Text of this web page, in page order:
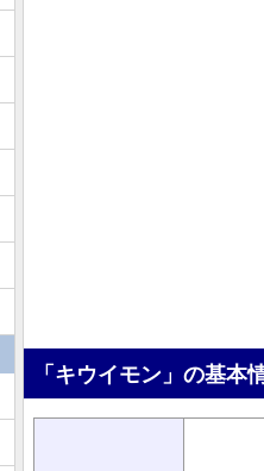
「キウイモン」の基本